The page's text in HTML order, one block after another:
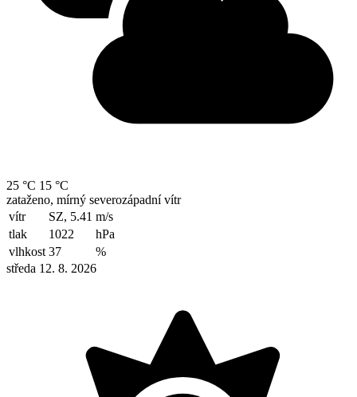
25 °C 15 °C
zataženo, mírný severozápadní vítr
vítr
SZ, 5.41 m/s
tlak
1022
hPa
vlhkost 37
%
středa 12. 8. 2026